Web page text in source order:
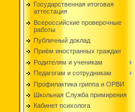
Государственная итоговая
аттестация
Всероссийские проверочные
работы
Публичный доклад
Приём иностранных граждан
Родителям и ученикам
Педагогам и сотрудникам
Профилактика гриппа и ОРВИ
Школьная Служба примирения
Кабинет психолога